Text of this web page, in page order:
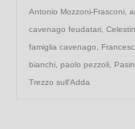
Antonio Mozzoni-Frasconi
cavenago feudatari
famiglia cavenago
bianchi paolo pezzoli
Trezzo sull'Adda